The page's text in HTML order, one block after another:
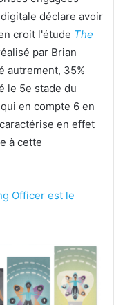
déclare avoir
croit l'étude The
par Brian
autrement, 35%
le 5e stade du
en compte 6 en
en effet
à cette
Officer est le